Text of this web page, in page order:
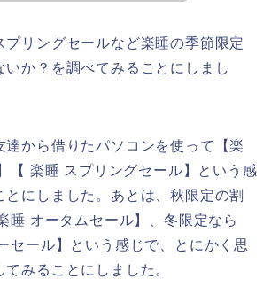
プリングセールなど楽睡の季節限定
いか？を調べてみることにしまし
達から借りたパソコンを使って【楽
【 楽睡 スプリングセール】という感
とにしました。あとは、秋限定の割
睡 オータムセール】、冬限定なら
セール】という感じで、とにかく思
みることにしました。